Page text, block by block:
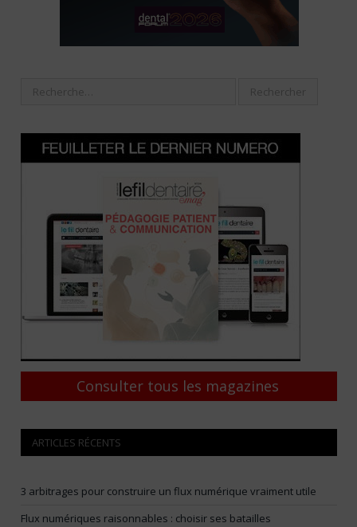
Consulter tous les magazines
ARTICLES RÉCENTS
3 arbitrages pour construire un flux numérique vraiment utile
Flux numériques raisonnables : choisir ses batailles